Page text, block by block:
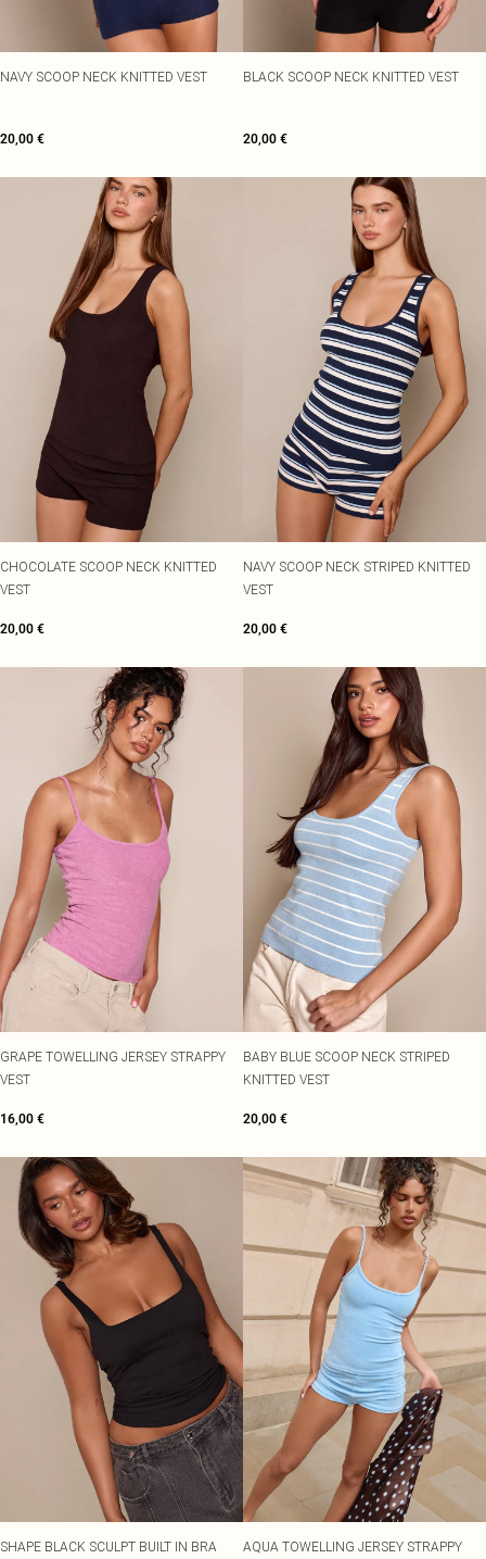
NAVY SCOOP NECK KNITTED VEST
20,00 €
BLACK SCOOP NECK KNITTED VEST
20,00 €
CHOCOLATE SCOOP NECK KNITTED
VEST
20,00 €
NAVY SCOOP NECK STRIPED KNITTED
VEST
20,00 €
GRAPE TOWELLING JERSEY STRAPPY
VEST
16,00 €
BABY BLUE SCOOP NECK STRIPED
KNITTED VEST
20,00 €
SHAPE BLACK SCULPT BUILT IN BRA
AQUA TOWELLING JERSEY STRAPPY